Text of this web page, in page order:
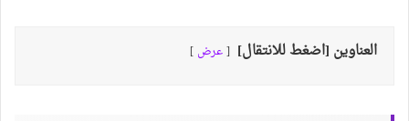
العناوين [اضغط للانتقال] عرض